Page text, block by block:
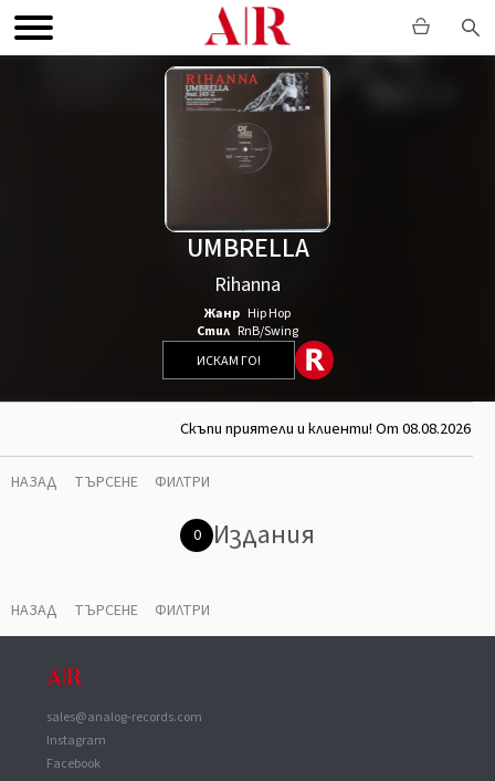
UMBRELLA
Rihanna
Жанр Hip Hop
Стил RnB/Swing
ИСКАМ ГО!
Скъпи приятели и клиенти! От 08.08.2026
НАЗАД ТЪРСЕНЕ ФИЛТРИ
0 Издания
НАЗАД ТЪРСЕНЕ ФИЛТРИ
sales@analog-records.com
Instagram
Facebook